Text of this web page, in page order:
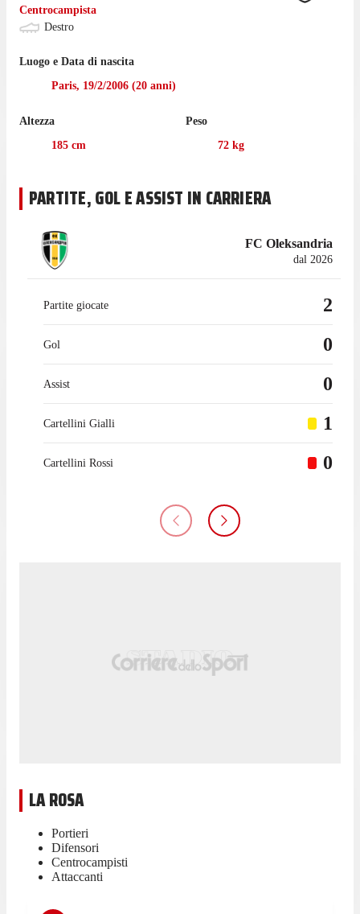
Centrocampista
Destro
Luogo e Data di nascita
Paris, 19/2/2006 (20 anni)
Altezza
185 cm
Peso
72 kg
PARTITE, GOL E ASSIST IN CARRIERA
FC Oleksandria
dal 2026
Partite giocate 2
Gol 0
Assist 0
Cartellini Gialli 1
Cartellini Rossi 0
LA ROSA
Portieri
Difensori
Centrocampisti
Attaccanti